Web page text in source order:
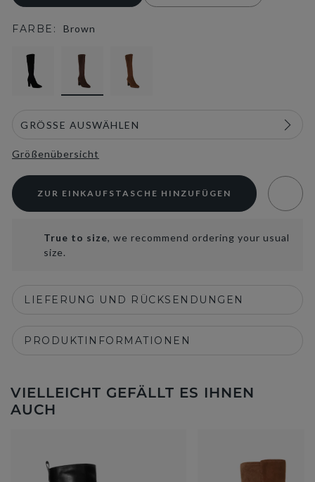
FARBE: Brown
selected
Größenübersicht
ZUR EINKAUFSTASCHE HINZUFÜGEN
True to size, we recommend ordering your usual
size.
LIEFERUNG UND RÜCKSENDUNGEN
PRODUKTINFORMATIONEN
VIELLEICHT GEFÄLLT ES IHNEN
AUCH